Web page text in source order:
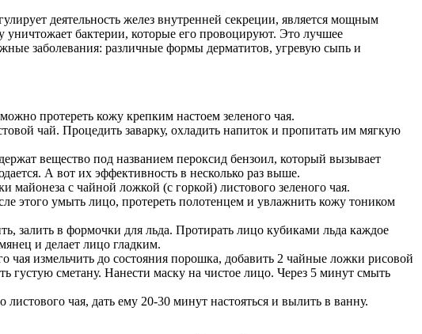
деятельность желез внутренней секреции, является мощным
уничтожает бактерии, которые его провоцируют. Это лучшее
заболевания: различные формы дерматитов, угревую сыпь и
протереть кожу крепким настоем зеленого чая.
чай. Процедить заварку, охладить напиток и пропитать им мягкую
вещество под названием пероксид бензоил, который вызывает
А вот их эффективность в несколько раз выше.
с чайной ложкой (с горкой) листового зеленого чая.
этого умыть лицо, протереть полотенцем и увлажнить кожу тоником
залить в формочки для льда. Протирать лицо кубиками льда каждое
и делает лицо гладким.
чая измельчить до состояния порошка, добавить 2 чайные ложки рисовой
сметану. Нанести маску на чистое лицо. Через 5 минут смыть
чая, дать ему 20-30 минут настояться и вылить в ванну.